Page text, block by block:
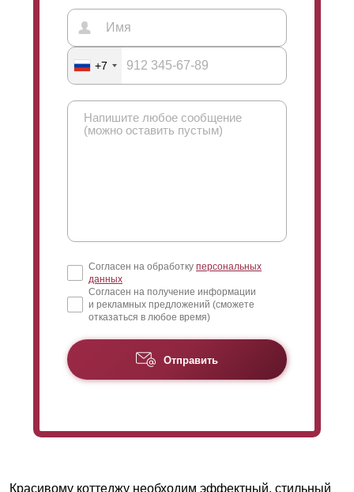
+7
Согласен на обработку персональных
данных
Согласен на получение информации
и рекламных предложений (сможете
отказаться в любое время)
Отправить
Красивому коттеджу необходим эффектный, стильный